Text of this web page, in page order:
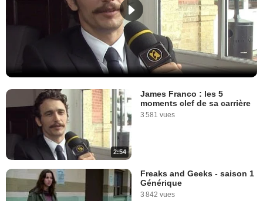
2:54
James Franco : les 5
moments clef de sa carrière
3 581 vues
Freaks and Geeks - saison 1
Générique
3 842 vues